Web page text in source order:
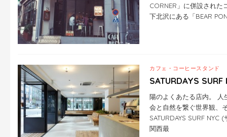
CORNER」に併設された
下北沢にある「BEAR
カフェ・コーヒースタンド
SATURDAYS SURF
陽のよくあたる店内。 人
会と自然を繋ぐ世界観、
SATURDAYS SURF NYC
関西最